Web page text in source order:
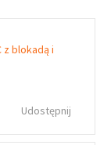
Udostępnij